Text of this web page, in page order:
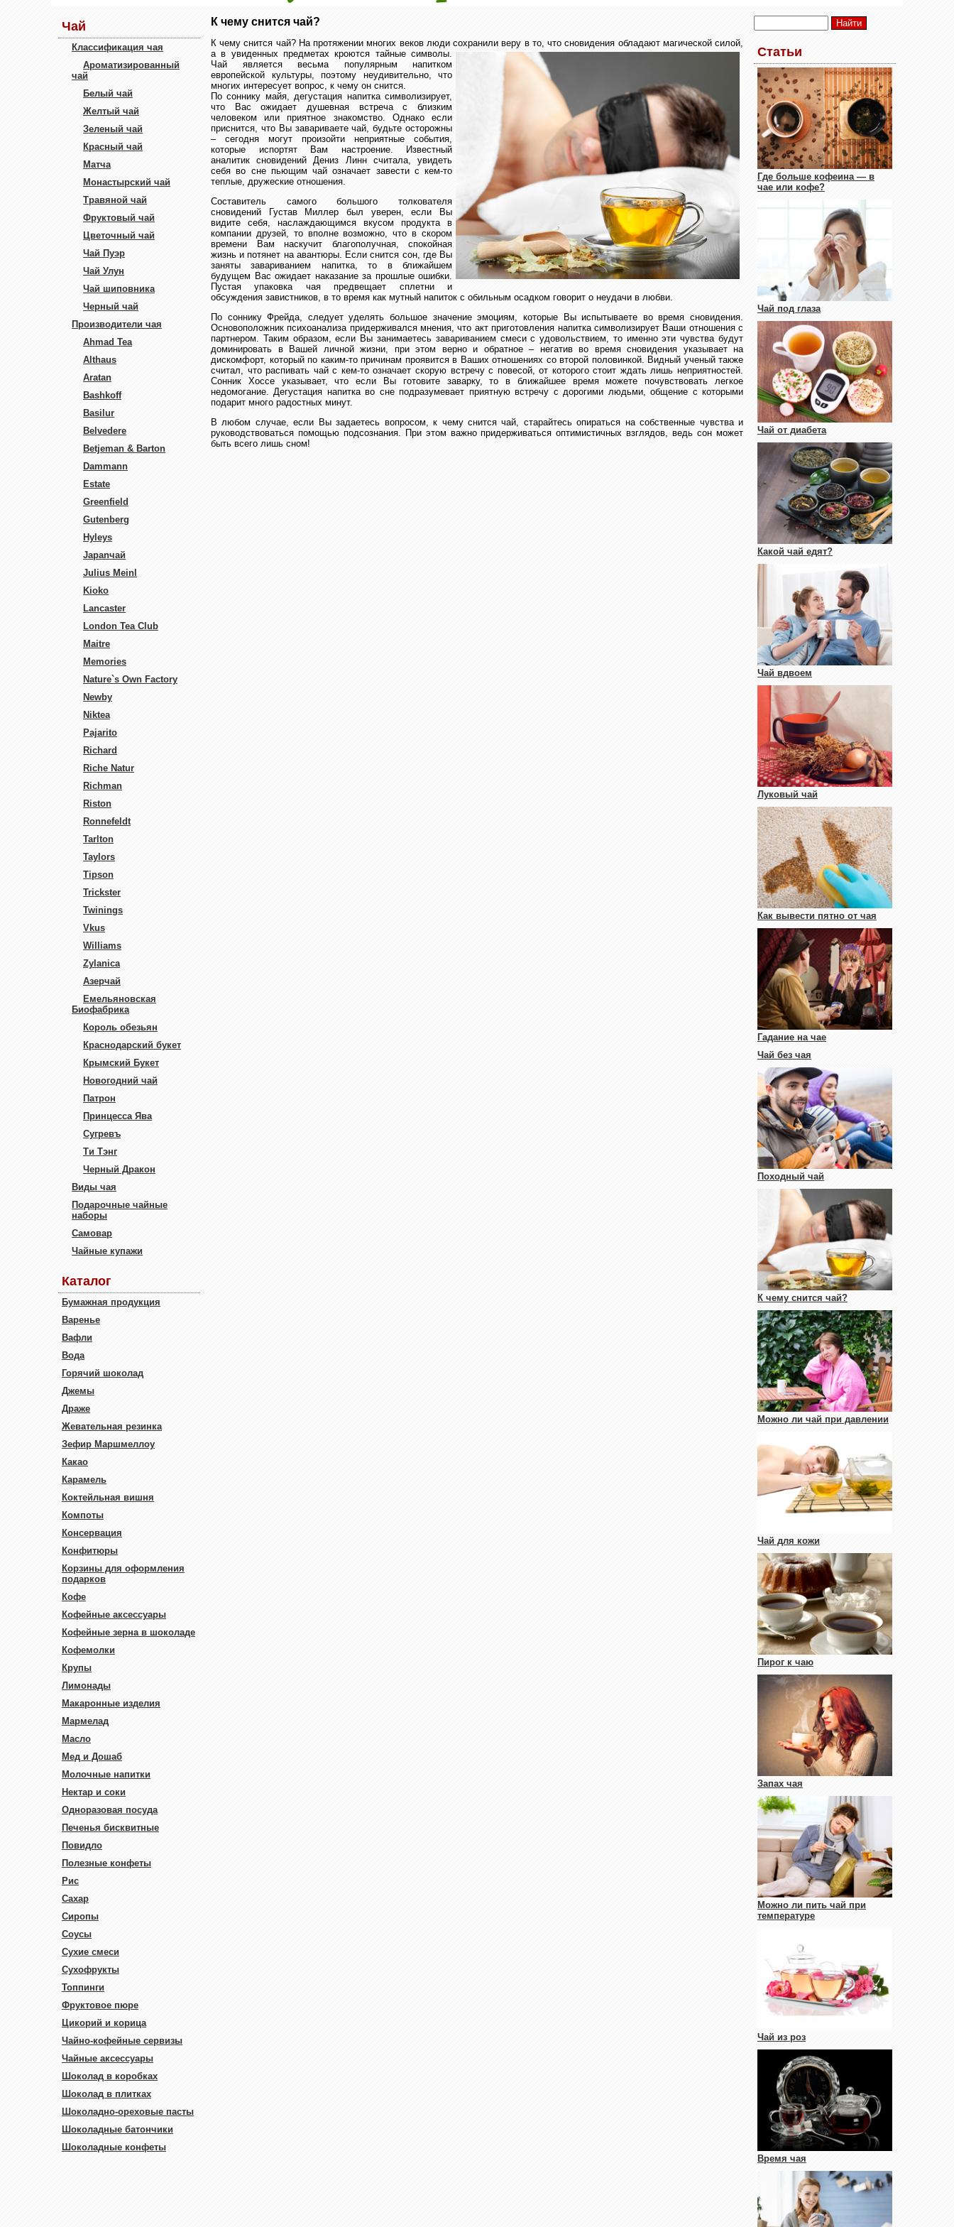
Чай
Классификация чая
Ароматизированный
чай
Белый чай
Желтый чай
Зеленый чай
Красный чай
Матча
Монастырский чай
Травяной чай
Фруктовый чай
Цветочный чай
Чай Пуэр
Чай Улун
Чай шиповника
Черный чай
Производители чая
Ahmad Tea
Althaus
Aratan
Bashkoff
Basilur
Belvedere
Betjeman & Barton
Dammann
Estate
Greenfield
Gutenberg
Hyleys
Japanчай
Julius Meinl
Kioko
Lancaster
London Tea Club
Maitre
Memories
Nature`s Own Factory
Newby
Niktea
Pajarito
Richard
Riche Natur
Richman
Riston
Ronnefeldt
Tarlton
Taylors
Tipson
Trickster
Twinings
Vkus
Williams
Zylanica
Азерчай
Емельяновская
Биофабрика
Король обезьян
Краснодарский букет
Крымский Букет
Новогодний чай
Патрон
Принцесса Ява
Сугревъ
Ти Тэнг
Черный Дракон
Виды чая
Подарочные чайные
наборы
Самовар
Чайные купажи
Каталог
Бумажная продукция
Варенье
Вафли
Вода
Горячий шоколад
Джемы
Драже
Жевательная резинка
Зефир Маршмеллоу
Какао
Карамель
Коктейльная вишня
Компоты
Консервация
Конфитюры
Корзины для оформления
подарков
Кофе
Кофейные аксессуары
Кофейные зерна в шоколаде
Кофемолки
Крупы
Лимонады
Макаронные изделия
Мармелад
Масло
Мед и Дошаб
Молочные напитки
Нектар и соки
Одноразовая посуда
Печенья бисквитные
Повидло
Полезные конфеты
Рис
Сахар
Сиропы
Соусы
Сухие смеси
Сухофрукты
Топпинги
Фруктовое пюре
Цикорий и корица
Чайно-кофейные сервизы
Чайные аксессуары
Шоколад в коробках
Шоколад в плитках
Шоколадно-ореховые пасты
Шоколадные батончики
Шоколадные конфеты
К чему снится чай?
К чему снится чай? На протяжении многих веков люди сохранили веру в то, что сновидения обладают магической силой,
а в увиденных предметах кроются тайные символы.
Чай является весьма популярным напитком
европейской культуры, поэтому неудивительно, что
многих интересует вопрос, к чему он снится.
По соннику майя, дегустация напитка символизирует,
что Вас ожидает душевная встреча с близким
человеком или приятное знакомство. Однако если
приснится, что Вы завариваете чай, будьте осторожны
– сегодня могут произойти неприятные события,
которые испортят Вам настроение. Известный
аналитик сновидений Дениз Линн считала, увидеть
себя во сне пьющим чай означает завести с кем-то
теплые, дружеские отношения.
Составитель самого большого толкователя
сновидений Густав Миллер был уверен, если Вы
видите себя, наслаждающимся вкусом продукта в
компании друзей, то вполне возможно, что в скором
времени Вам наскучит благополучная, спокойная
жизнь и потянет на авантюры. Если снится сон, где Вы
заняты завариванием напитка, то в ближайшем
будущем Вас ожидает наказание за прошлые ошибки.
Пустая упаковка чая предвещает сплетни и
обсуждения завистников, в то время как мутный напиток с обильным осадком говорит о неудачи в любви.
По соннику Фрейда, следует уделять большое значение эмоциям, которые Вы испытываете во время сновидения.
Основоположник психоанализа придерживался мнения, что акт приготовления напитка символизирует Ваши отношения с
партнером. Таким образом, если Вы занимаетесь завариванием смеси с удовольствием, то именно эти чувства будут
доминировать в Вашей личной жизни, при этом верно и обратное – негатив во время сновидения указывает на
дискомфорт, который по каким-то причинам проявится в Ваших отношениях со второй половинкой. Видный ученый также
считал, что распивать чай с кем-то означает скорую встречу с повесой, от которого стоит ждать лишь неприятностей.
Сонник Хоссе указывает, что если Вы готовите заварку, то в ближайшее время можете почувствовать легкое
недомогание. Дегустация напитка во сне подразумевает приятную встречу с дорогими людьми, общение с которыми
подарит много радостных минут.
В любом случае, если Вы задаетесь вопросом, к чему снится чай, старайтесь опираться на собственные чувства и
руководствоваться помощью подсознания. При этом важно придерживаться оптимистичных взглядов, ведь сон может
быть всего лишь сном!
Статьи
Где больше кофеина — в
чае или кофе?
Чай под глаза
Чай от диабета
Какой чай едят?
Чай вдвоем
Луковый чай
Как вывести пятно от чая
Гадание на чае
Чай без чая
Походный чай
К чему снится чай?
Можно ли чай при давлении
Чай для кожи
Пирог к чаю
Запах чая
Можно ли пить чай при
температуре
Чай из роз
Время чая